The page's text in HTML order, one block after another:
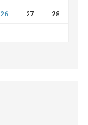
26 27 28